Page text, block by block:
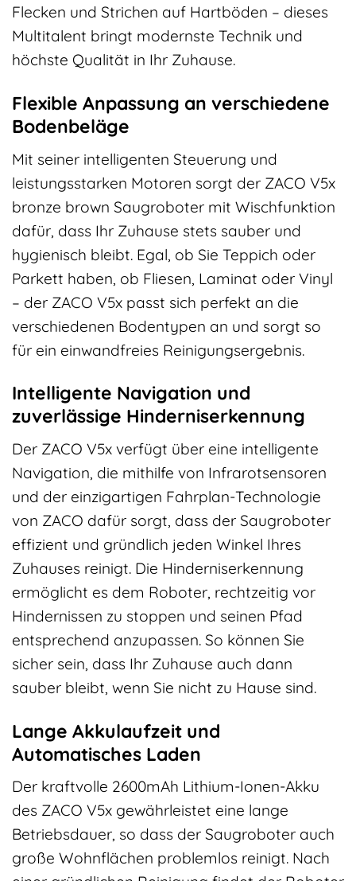
Flecken und Strichen auf Hartböden – dieses
Multitalent bringt modernste Technik und
höchste Qualität in Ihr Zuhause.
Flexible Anpassung an verschiedene
Bodenbeläge
Mit seiner intelligenten Steuerung und
leistungsstarken Motoren sorgt der ZACO V5x
bronze brown Saugroboter mit Wischfunktion
dafür, dass Ihr Zuhause stets sauber und
hygienisch bleibt. Egal, ob Sie Teppich oder
Parkett haben, ob Fliesen, Laminat oder Vinyl
– der ZACO V5x passt sich perfekt an die
verschiedenen Bodentypen an und sorgt so
für ein einwandfreies Reinigungsergebnis.
Intelligente Navigation und
zuverlässige Hinderniserkennung
Der ZACO V5x verfügt über eine intelligente
Navigation, die mithilfe von Infrarotsensoren
und der einzigartigen Fahrplan-Technologie
von ZACO dafür sorgt, dass der Saugroboter
effizient und gründlich jeden Winkel Ihres
Zuhauses reinigt. Die Hinderniserkennung
ermöglicht es dem Roboter, rechtzeitig vor
Hindernissen zu stoppen und seinen Pfad
entsprechend anzupassen. So können Sie
sicher sein, dass Ihr Zuhause auch dann
sauber bleibt, wenn Sie nicht zu Hause sind.
Lange Akkulaufzeit und
Automatisches Laden
Der kraftvolle 2600mAh Lithium-Ionen-Akku
des ZACO V5x gewährleistet eine lange
Betriebsdauer, so dass der Saugroboter auch
große Wohnflächen problemlos reinigt. Nach